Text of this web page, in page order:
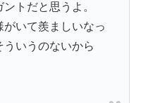
トだと思うよ。
がいて羨ましいなっ
いうのないから